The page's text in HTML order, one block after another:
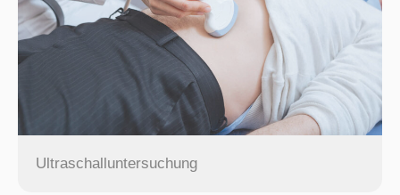
Ultraschalluntersuchung